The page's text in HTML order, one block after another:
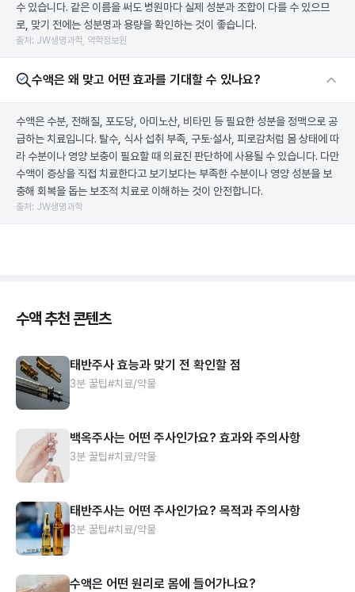
수 있습니다. 같은 이름을 써도 병원마다 실제 성분과 조합이 다를 수 있으므
로, 맞기 전에는 성분명과 용량을 확인하는 것이 좋습니다.
출처: JW생명과학, 약학정보원
수액은 왜 맞고 어떤 효과를 기대할 수 있나요?
수액은 수분, 전해질, 포도당, 아미노산, 비타민 등 필요한 성분을 정맥으로 공
급하는 치료입니다. 탈수, 식사 섭취 부족, 구토·설사, 피로감처럼 몸 상태에 따
라 수분이나 영양 보충이 필요할 때 의료진 판단하에 사용될 수 있습니다. 다만
수액이 증상을 직접 치료한다고 보기보다는 부족한 수분이나 영양 성분을 보
충해 회복을 돕는 보조적 치료로 이해하는 것이 안전합니다.
출처: JW생명과학
수액 추천 콘텐츠
태반주사 효능과 맞기 전 확인할 점
3분 꿀팁#치료/약물
백옥주사는 어떤 주사인가요? 효과와 주의사항
3분 꿀팁#치료/약물
태반주사는 어떤 주사인가요? 목적과 주의사항
3분 꿀팁#치료/약물
수액은 어떤 원리로 몸에 들어가나요?